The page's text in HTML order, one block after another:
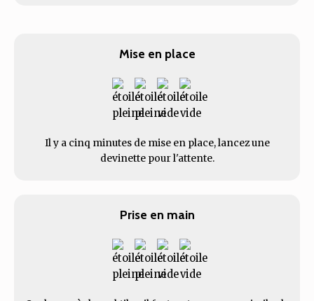
Mise en place
Il y a cinq minutes de mise en place, lancez une
devinette pour l'attente.
Prise en main